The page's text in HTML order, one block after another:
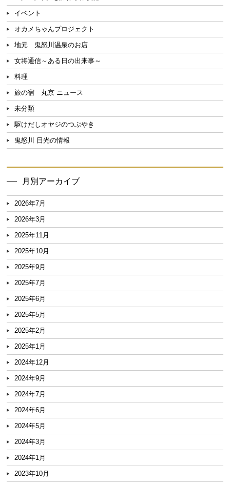
イベント
オカメちゃんプロジェクト
地元 鬼怒川温泉のお店
女将通信～ある日の出来事～
料理
旅の宿 丸京 ニュース
未分類
駆けだしオヤジのつぶやき
鬼怒川 日光の情報
月別アーカイブ
2026年7月
2026年3月
2025年11月
2025年10月
2025年9月
2025年7月
2025年6月
2025年5月
2025年2月
2025年1月
2024年12月
2024年9月
2024年7月
2024年6月
2024年5月
2024年3月
2024年1月
2023年10月